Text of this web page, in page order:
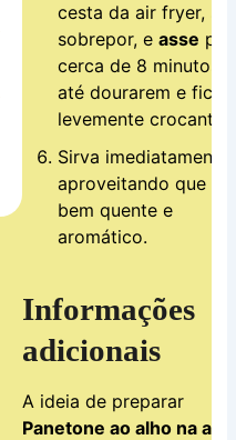
cesta da air fryer,
sobrepor, easse por
cerca de 8 minutos
até dourarem e
levemente
Sirva imediatamente,
aproveitando que
bem quente e
aromático.
Informações
adicionais
A ideia de preparar
Panetone ao alho na air